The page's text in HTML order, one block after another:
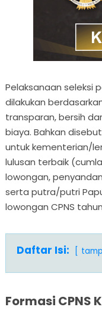
Pelaksanaan seleksi
dilakukan
transparan, bersih
biaya. Bahkan
untuk kementerian/
lulusan terbaik
lowongan,
serta putra/putri
lowongan CPNS tahun
Daftar Isi:
Formasi CPNS